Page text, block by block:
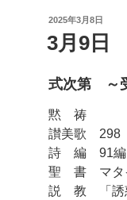
投
日:
2025年3月8日
3月9日
式次第 ～
黙 祷
讃美歌 298
詩 編 91編
聖 書 マタ
説 教 「誘